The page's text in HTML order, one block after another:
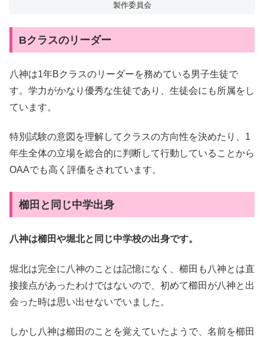
製作委員会
Bクラスのリーダー
八神は1年Bクラスのリーダーを務めている男子生徒で
す。学力がかなり優秀な生徒であり、生徒会にも所属をし
ています。
特別試験の意図を理解してクラスの方向性を決めたり、1
年生全体の立場を総合的に判断して行動していることから
OAAでも高く評価をされています。
櫛田と同じ中学出身
八神は櫛田や堀北と同じ中学校の出身です。
堀北は完全に八神のことは記憶になく、櫛田も八神とは直
接接点があったわけではないので、初めて櫛田が八神と出
会った時は思い出せないでいました。
しかし八神は櫛田のことを覚えていたようで、名前を櫛田